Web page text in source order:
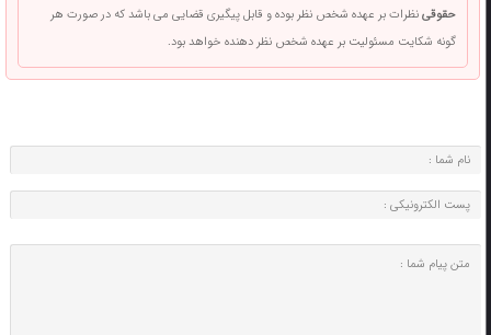
حقوقینظرات بر عهده شخص نظر بوده و قابل پیگیری قضایی می باشد که در صورت هر
گونه شکایت مسئولیت بر عهده شخص نظر دهنده خواهد بود.